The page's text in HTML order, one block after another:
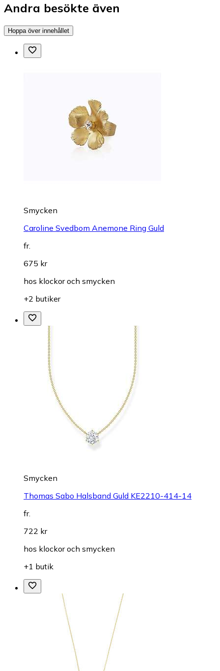
Andra besökte även
Hoppa över innehållet
Smycken
Caroline Svedbom Anemone Ring Guld
fr.
675 kr
hos klockor och smycken
+2 butiker
Smycken
Thomas Sabo Halsband Guld KE2210-414-14
fr.
722 kr
hos klockor och smycken
+1 butik